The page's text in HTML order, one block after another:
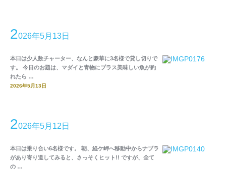
2026年5月13日
本日は少人数チャーター、なんと豪華に3名様で貸し切りで
す。 今日のお題は、マダイと青物にプラス美味しい魚が釣
れたら …
2026年5月13日
2026年5月12日
本日は乗り合い6名様です。 朝、経ケ岬へ移動中からナブラ
があり寄り道してみると、さっそくヒット!! ですが、全て
の …